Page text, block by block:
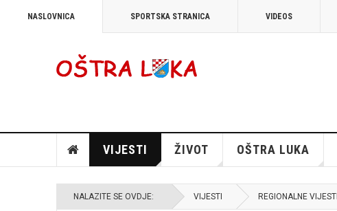
NASLOVNICA SPORTSKA STRANICA VIDEOS
VIJESTI ŽIVOT OŠTRA LUKA
NALAZITE SE OVDJE: VIJESTI REGIONALNE VIJESTI